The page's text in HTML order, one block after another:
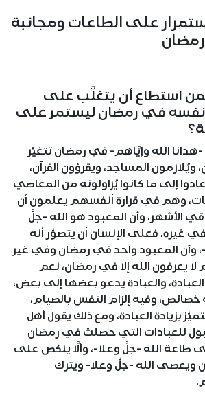
على الطاعات ومجانبة
استطاع أن يتغلَّب على
في رمضان ليستمر على
الله وإيَّاهم- في رمضان تتغيَّر
المساجد، ويقرؤون القرآن،
إلى ما كانوا يُزاولونه من المعاصي
وهم في قرارة أنفسهم يعلمون أن
الأشهر، وأن المعبود هو الله -جلَّ
غيره. فعلى الإنسان أن يتصوَّر أنه
، وأن المعبود واحد في رمضان وفي غير
يعرفون الله إلا في رمضان، نعم
والعبادة يدعو بعضها إلى بعض،
وفيه إلزام النفس بالصيام،
بزيادة العبادة، ومع ذلك يقول أهل
للعبادات التي حصلتْ في رمضان
طاعة الله -جلَّ وعلا-، وألَّا ينكص على
ويعصى الله -جلَّ وعلا- ويترك